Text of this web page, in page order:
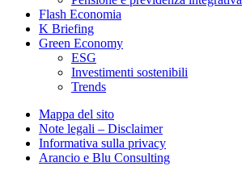
Flash Economia
K Briefing
Green Economy
ESG
Investimenti sostenibili
Trends
Mappa del sito
Note legali – Disclaimer
Informativa sulla privacy
Arancio e Blu Consulting